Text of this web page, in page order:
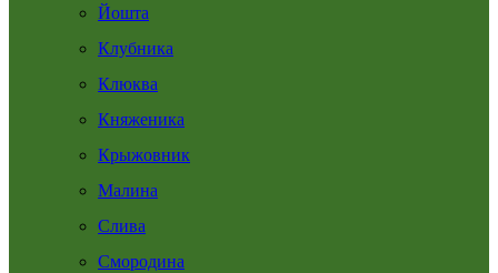
Йошта
Клубника
Клюква
Княженика
Крыжовник
Малина
Слива
Смородина